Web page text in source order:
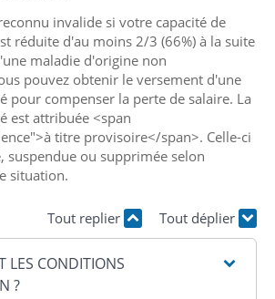
invalide si votre capacité de
réduite d'au moins 2/3 (66%) à la suite
maladie d'origine non
pouvez obtenir le versement d'une
pour compenser la perte de salaire. La
est attribuée <span
titre provisoire</span>. Celle-ci
suspendue ou supprimée selon
situation.
Tout replier Tout déplier
LES CONDITIONS
?